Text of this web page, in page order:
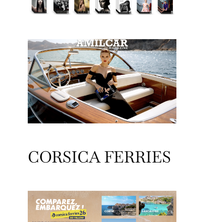
CORSICA FERRIES